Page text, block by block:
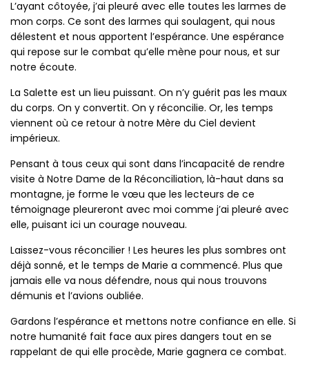
L’ayant côtoyée, j’ai pleuré avec elle toutes les larmes de
mon corps. Ce sont des larmes qui soulagent, qui nous
délestent et nous apportent l’espérance. Une espérance
qui repose sur le combat qu’elle mène pour nous, et sur
notre écoute.
La Salette est un lieu puissant. On n’y guérit pas les maux
du corps. On y convertit. On y réconcilie. Or, les temps
viennent où ce retour à notre Mère du Ciel devient
impérieux.
Pensant à tous ceux qui sont dans l’incapacité de rendre
visite à Notre Dame de la Réconciliation, là-haut dans sa
montagne, je forme le vœu que les lecteurs de ce
témoignage pleureront avec moi comme j’ai pleuré avec
elle, puisant ici un courage nouveau.
Laissez-vous réconcilier ! Les heures les plus sombres ont
déjà sonné, et le temps de Marie a commencé. Plus que
jamais elle va nous défendre, nous qui nous trouvons
démunis et l’avions oubliée.
Gardons l’espérance et mettons notre confiance en elle. Si
notre humanité fait face aux pires dangers tout en se
rappelant de qui elle procède, Marie gagnera ce combat.